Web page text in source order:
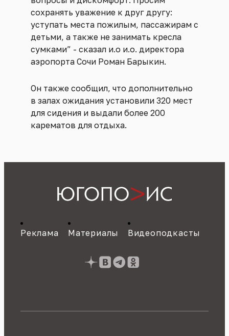
сохранять уважение к друг другу:
уступать места пожилым, пассажирам с
детьми, а также не занимать кресла
сумками” - сказал и.о и.о. директора
аэропорта Сочи Роман Барыкин.
Он также сообщил, что дополнительно
в залах ожидания установили 320 мест
для сидения и выдали более 200
карематов для отдыха.
Реклама Материалы Видеоподкасты